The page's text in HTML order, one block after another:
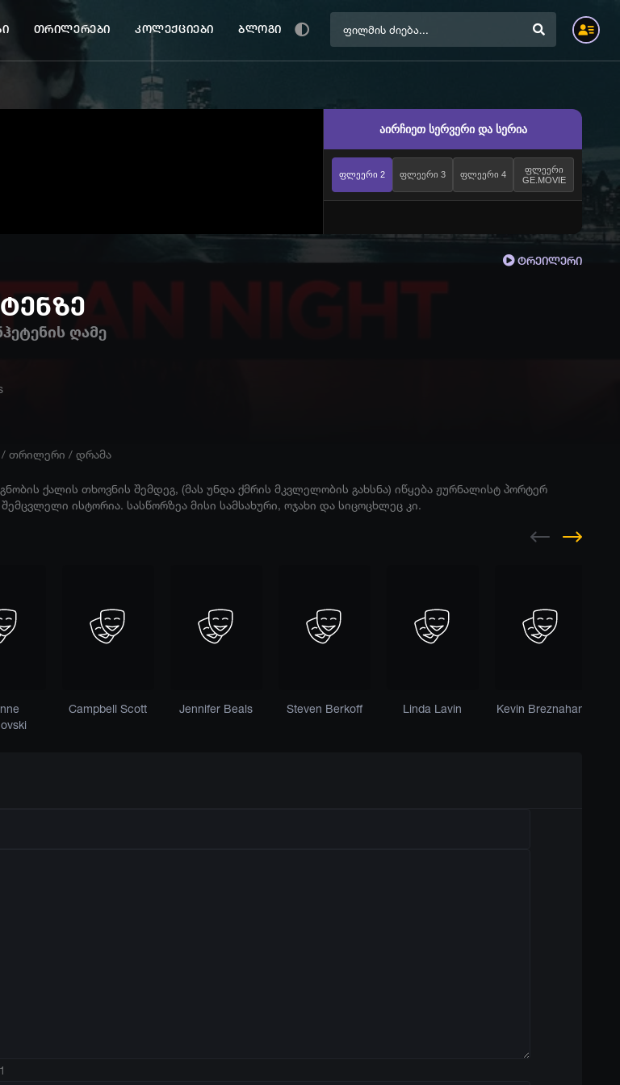
თრილერები კოლექციები ბლოგი
აირჩიეთ სერვერი და სერია
ფლეერი 2 ფლეერი 3 ფლეერი 4
ფლეერი
GE.MOVIE
ტრეილერი
ღამე
თრილერი / დრამა
ქალის თხოვნის შემდეგ, (მას უნდა ქმრის მკვლელობის გახსნა) იწყება ჟურნალისტ პორტერ
შემცვლელი ისტორია. სასწორზეა მისი სამსახური, ოჯახი და სიცოცხლეც კი.
Campbell Scott Jennifer Beals Steven Berkoff Linda Lavin Kevin Breznahan